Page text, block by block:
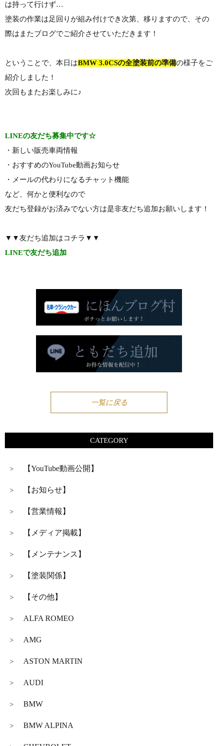
は持って行けず…
塗装の作業は足回りが組み付けでき次第、移りますので、その
際はまたブログでご紹介させていただきます！
ということで、本日はBMW 3.0CSの全塗装前の準備の様子をご
紹介しました！
次回もまたお楽しみに♪
LINEの友だち募集中です☆
・新しい販売車両情報
・おすすめのYouTube動画お知らせ
・メールの代わりになるチャット機能
など、何かと便利なので
友だち登録がお済みでない方は是非友だち追加お願いします！
▼▼友だち追加はコチラ▼▼
LINEで友だち追加
一覧に戻る
CATEGORY
> 【YouTube動画公開】
> 【お知らせ】
> 【営業情報】
> 【メディア掲載】
> 【メンテナンス】
> 【塗装関係】
> 【その他】
> ALFA ROMEO
> AMG
> ASTON MARTIN
> AUDI
> BMW
> BMW ALPINA